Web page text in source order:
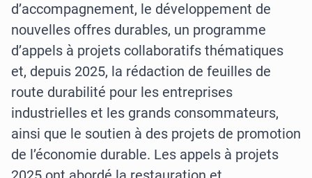
d’accompagnement, le développement de
nouvelles offres durables, un programme
d’appels à projets collaboratifs thématiques
et, depuis 2025, la rédaction de feuilles de
route durabilité pour les entreprises
industrielles et les grands consommateurs,
ainsi que le soutien à des projets de promotion
de l’économie durable. Les appels à projets